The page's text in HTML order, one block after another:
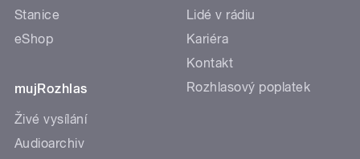
Stanice
eShop
mujRozhlas
Živé vysílání
Audioarchiv
Lidé v rádiu
Kariéra
Kontakt
Rozhlasový poplatek